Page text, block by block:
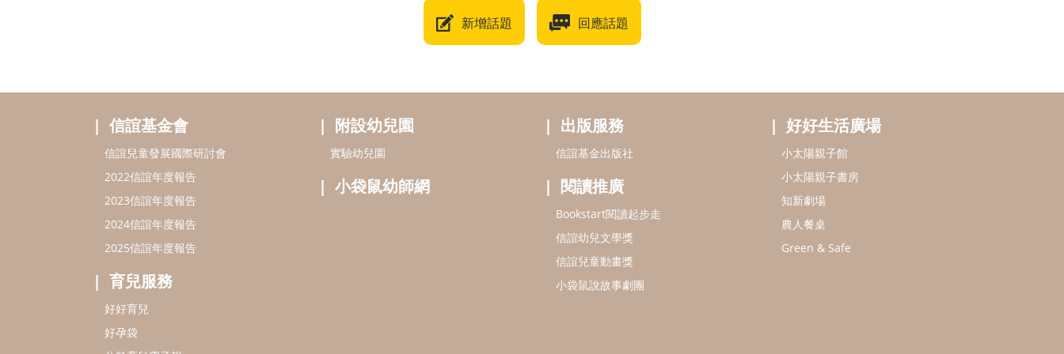
新增話題 回應話題
信誼基金會
信誼兒童發展國際研討會
2022信誼年度報告
2023信誼年度報告
2024信誼年度報告
2025信誼年度報告
育兒服務
好好育兒
好孕袋
附設幼兒園
實驗幼兒園
小袋鼠幼師網
出版服務
信誼基金出版社
閱讀推廣
Bookstart閱讀起步走
信誼幼兒文學獎
信誼兒童動畫獎
小袋鼠說故事劇團
好好生活廣場
小太陽親子館
小太陽親子書房
知新劇場
農人餐桌
Green & Safe